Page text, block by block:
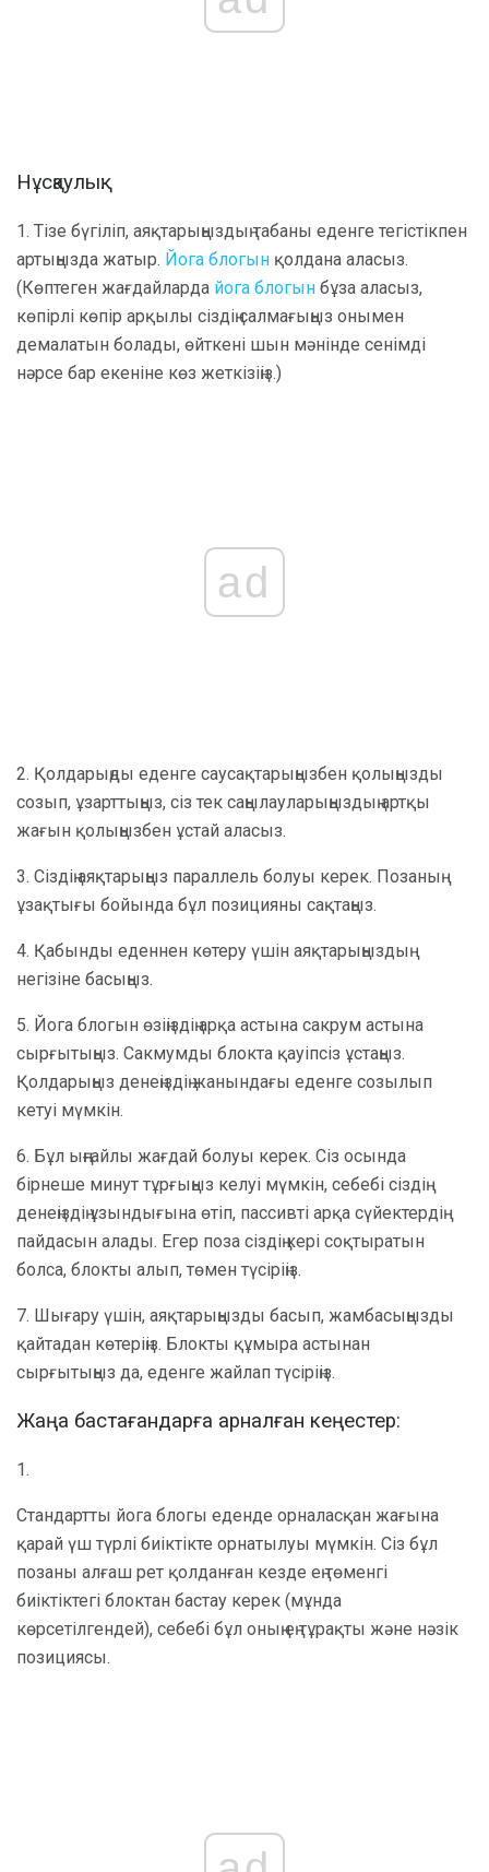
Нұсқаулық:
1. Тізе бүгіліп, аяқтарыңыздың табаны еденге тегістікпен
артыңызда жатыр. Йога блогын қолдана аласыз.
(Көптеген жағдайларда йога блогын бұза аласыз,
көпірлі көпір арқылы сіздің салмағыңыз онымен
демалатын болады, өйткені шын мәнінде сенімді
нәрсе бар екеніне көз жеткізіңіз.)
ad
2. Қолдарыңды еденге саусақтарыңызбен қолыңызды
созып, ұзарттыңыз, сіз тек саңылауларыңыздың артқы
жағын қолыңызбен ұстай аласыз.
3. Сіздің аяқтарыңыз параллель болуы керек. Позаның
ұзақтығы бойында бұл позицияны сақтаңыз.
4. Қабынды еденнен көтеру үшін аяқтарыңыздың
негізіне басыңыз.
5. Йога блогын өзіңіздің арқа астына сакрум астына
сырғытыңыз. Сакмумды блокта қауіпсіз ұстаңыз.
Қолдарыңыз денеңіздің жанындағы еденге созылып
кетуі мүмкін.
6. Бұл ыңғайлы жағдай болуы керек. Сіз осында
бірнеше минут тұрғыңыз келуі мүмкін, себебі сіздің
денеңіздің ұзындығына өтіп, пассивті арқа сүйектердің
пайдасын алады. Егер поза сіздің кері соқтыратын
болса, блокты алып, төмен түсіріңіз.
7. Шығару үшін, аяқтарыңызды басып, жамбасыңызды
қайтадан көтеріңіз. Блокты құмыра астынан
сырғытыңыз да, еденге жайлап түсіріңіз.
Жаңа бастағандарға арналған кеңестер:
1.
Стандартты йога блогы еденде орналасқан жағына
қарай үш түрлі биіктікте орнатылуы мүмкін. Сіз бұл
позаны алғаш рет қолданған кезде ең төменгі
биіктіктегі блоктан бастау керек (мұнда
көрсетілгендей), себебі бұл оның ең тұрақты және нәзік
позициясы.